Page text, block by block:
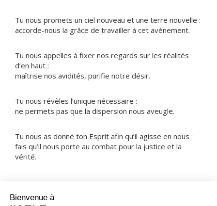
Tu nous promets un ciel nouveau et une terre nouvelle :
accorde-nous la grâce de travailler à cet avènement.
Tu nous appelles à fixer nos regards sur les réalités
d’en haut :
maîtrise nos avidités, purifie notre désir.
Tu nous révèles l’unique nécessaire :
ne permets pas que la dispersion nous aveugle.
Tu nous as donné ton Esprit afin qu’il agisse en nous :
fais qu’il nous porte au combat pour la justice et la
vérité.